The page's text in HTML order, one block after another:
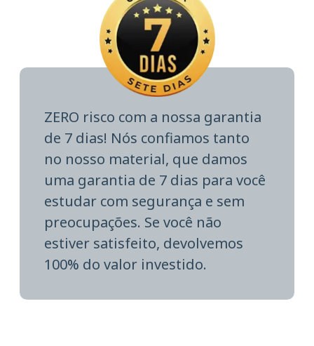
ZERO risco com a nossa garantia
de 7 dias! Nós confiamos tanto
no nosso material, que damos
uma garantia de 7 dias para você
estudar com segurança e sem
preocupações. Se você não
estiver satisfeito, devolvemos
100% do valor investido.